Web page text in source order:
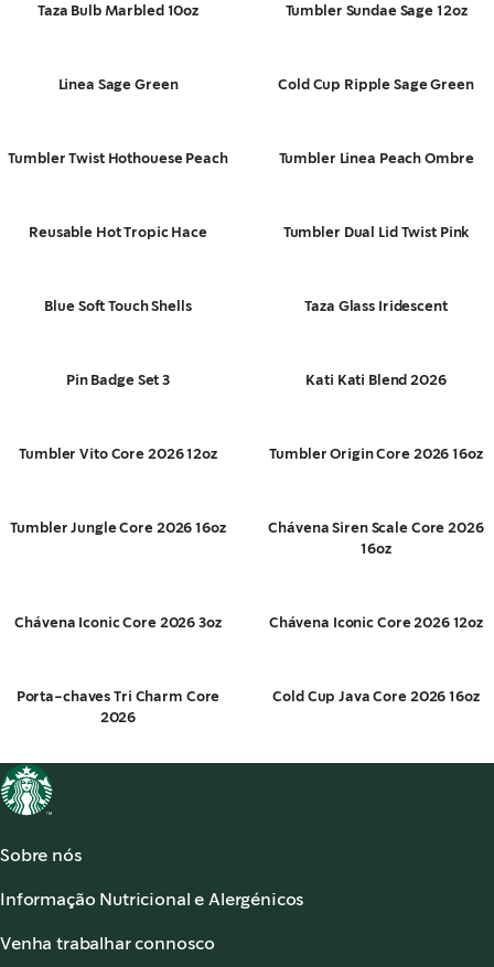
Taza Bulb Marbled 10oz Tumbler Sundae Sage 12oz
Linea Sage Green Cold Cup Ripple Sage Green
Tumbler Twist Hothouese Peach Tumbler Linea Peach Ombre
Reusable Hot Tropic Hace Tumbler Dual Lid Twist Pink
Blue Soft Touch Shells Taza Glass Iridescent
Pin Badge Set 3 Kati Kati Blend 2026
Tumbler Vito Core 2026 12oz Tumbler Origin Core 2026 16oz
Tumbler Jungle Core 2026 16oz
Chávena Siren Scale Core 2026
16oz
Chávena Iconic Core 2026 3oz Chávena Iconic Core 2026 12oz
Porta-chaves Tri Charm Core
2026
Cold Cup Java Core 2026 16oz
Sobre nós
Os nossos Cafés
Serviço de apoio ao cliente
Informação Nutricional e Alergénicos
Alergénicos,opens in a new tab
Venha trabalhar connosco